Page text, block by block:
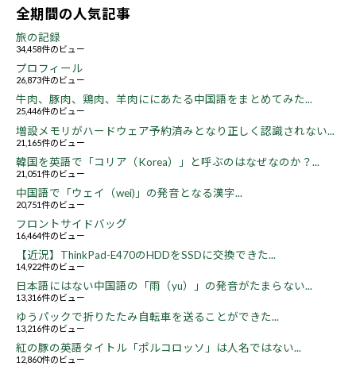
全期間の人気記事
旅の記録
34,458件のビュー
プロフィール
26,873件のビュー
牛肉、豚肉、鶏肉、羊肉ににあたる中国語をまとめてみた...
25,446件のビュー
増設メモリがハードウェア予約済みとなり正しく認識されない...
21,165件のビュー
韓国を英語で「コリア（Korea）」と呼ぶのはなぜなのか？...
21,051件のビュー
中国語で「ウェイ（wei)」の発音となる漢字...
20,751件のビュー
フロントサイドバッグ
16,464件のビュー
【近況】ThinkPad-E470のHDDをSSDに交換できた...
14,922件のビュー
日本語にはない中国語の「雨（yu）」の発音がたまらない...
13,316件のビュー
ゆうパックで折りたたみ自転車を送ることができた...
13,216件のビュー
紅の豚の英語タイトル「ポルコロッソ」は人名ではない...
12,860件のビュー